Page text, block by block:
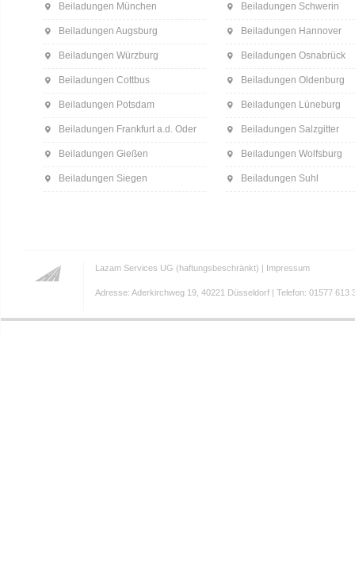
Beiladungen München
Beiladungen Augsburg
Beiladungen Würzburg
Beiladungen Cottbus
Beiladungen Potsdam
Beiladungen Frankfurt a.d. Oder
Beiladungen Gießen
Beiladungen Siegen
Beiladungen Schwerin
Beiladungen Hannover
Beiladungen Osnabrück
Beiladungen Oldenburg
Beiladungen Lüneburg
Beiladungen Salzgitter
Beiladungen Wolfsburg
Beiladungen Suhl
Lazam Services UG (haftungsbeschränkt) | Impressum
Adresse: Aderkirchweg 19, 40221 Düsseldorf | Telefon: 01577